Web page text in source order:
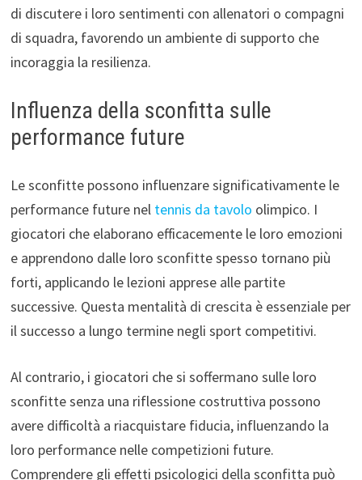
di discutere i loro sentimenti con allenatori o compagni
di squadra, favorendo un ambiente di supporto che
incoraggia la resilienza.
Influenza della sconfitta sulle
performance future
Le sconfitte possono influenzare significativamente le
performance future nel tennis da tavolo olimpico. I
giocatori che elaborano efficacemente le loro emozioni
e apprendono dalle loro sconfitte spesso tornano più
forti, applicando le lezioni apprese alle partite
successive. Questa mentalità di crescita è essenziale per
il successo a lungo termine negli sport competitivi.
Al contrario, i giocatori che si soffermano sulle loro
sconfitte senza una riflessione costruttiva possono
avere difficoltà a riacquistare fiducia, influenzando la
loro performance nelle competizioni future.
Comprendere gli effetti psicologici della sconfitta può